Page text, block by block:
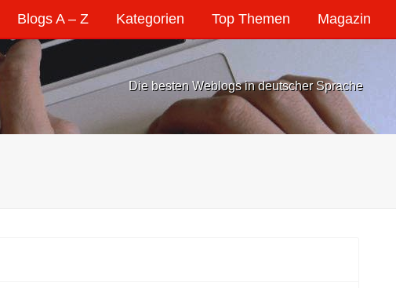
Blogs A – Z Kategorien Top Themen Magazin
Die besten Weblogs in deutscher Sprache